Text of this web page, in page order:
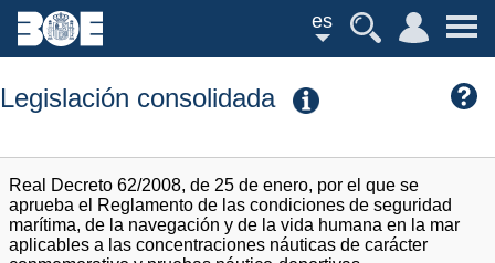
es
Legislación consolidada
Real Decreto 62/2008, de 25 de enero, por el que se
aprueba el Reglamento de las condiciones de seguridad
marítima, de la navegación y de la vida humana en la mar
aplicables a las concentraciones náuticas de carácter